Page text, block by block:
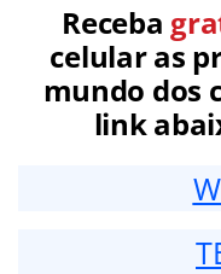
Receba
celular as
mundo dos
link